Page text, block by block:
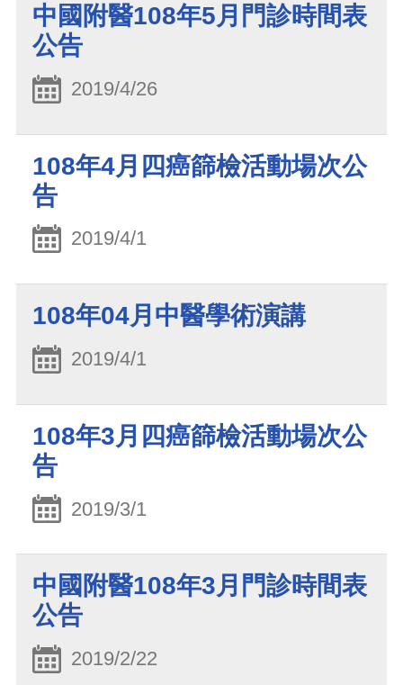
中國附醫108年5月門診時間表
公告
2019/4/26
108年4月四癌篩檢活動場次公
告
2019/4/1
108年04月中醫學術演講
2019/4/1
108年3月四癌篩檢活動場次公
告
2019/3/1
中國附醫108年3月門診時間表
公告
2019/2/22